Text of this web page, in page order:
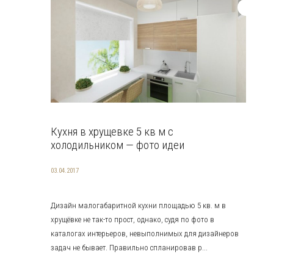
Кухня в хрущевке 5 кв м с
холодильником — фото идеи
03.04.2017
Дизайн малогабаритной кухни площадью 5 кв. м в
хрущёвке не так-то прост, однако, судя по фото в
каталогах интерьеров, невыполнимых для дизайнеров
задач не бывает. Правильно спланировав р...